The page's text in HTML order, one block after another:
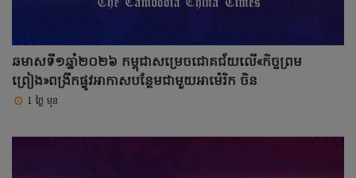
ឆមាសទី១ឆ្នាំ២០២៦ កម្ពុជាសម្រេចជោគជ័យលើ«កិច្ចព្រម
ព្រៀង»ពង្រីកផ្លូវអាកាសបន្ថែមជាមួយអាម៉េរិក ចិន
1 ថ្ងៃ មុន